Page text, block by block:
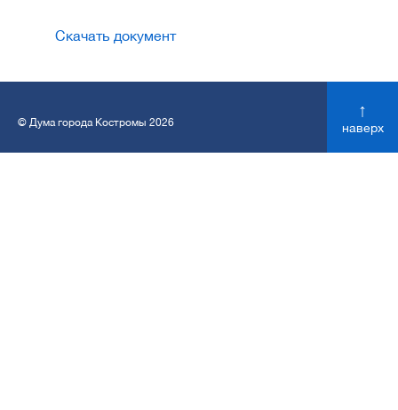
Скачать документ
© Дума города Костромы 2026
↑
наверх